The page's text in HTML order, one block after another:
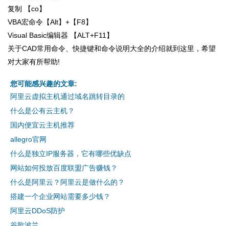
复制 【co】
VBA宏命令【Alt】+【F8】
Visual Basic编辑器 【ALT+F11】
关于CAD常用命令、快捷键和命令说明大全的介绍就到这里，希望
对大家有所帮助!
您可能感兴趣的文章:
阿里云虚拟主机通过域名跳转目录的
什么是公有云主机？
国内便宜云主机推荐
allegro官网
什么是独立IP服务器，它有哪些优缺点
网站如何投放百度联盟广告赚钱？
什么是阿里云？阿里云是做什么的？
搭建一个企业网站需要多少钱？
阿里云DDoS防护